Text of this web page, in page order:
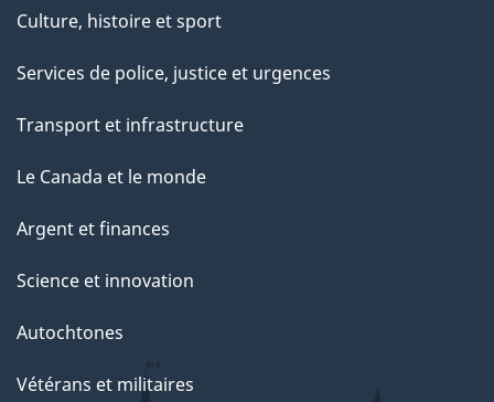
Culture, histoire et sport
Services de police, justice et urgences
Transport et infrastructure
Le Canada et le monde
Argent et finances
Science et innovation
Autochtones
Vétérans et militaires